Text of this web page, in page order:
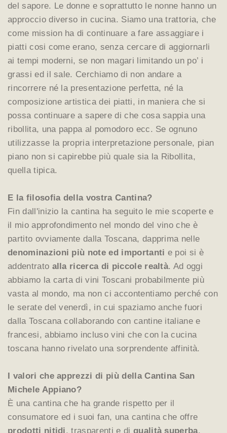
del sapore. Le donne e soprattutto le nonne hanno un
approccio diverso in cucina. Siamo una trattoria, che
come mission ha di continuare a fare assaggiare i
piatti cosi come erano, senza cercare di aggiornarli
ai tempi moderni, se non magari limitando un po’ i
grassi ed il sale. Cerchiamo di non andare a
rincorrere né la presentazione perfetta, né la
composizione artistica dei piatti, in maniera che si
possa continuare a sapere di che cosa sappia una
ribollita, una pappa al pomodoro ecc. Se ognuno
utilizzasse la propria interpretazione personale, pian
piano non si capirebbe più quale sia la Ribollita,
quella tipica.
E la filosofia della vostra Cantina?
Fin dall'inizio la cantina ha seguito le mie scoperte e
il mio approfondimento nel mondo del vino che è
partito ovviamente dalla Toscana, dapprima nelle
denominazioni più note ed importanti e poi si è
addentrato alla ricerca di piccole realtà. Ad oggi
abbiamo la carta di vini Toscani probabilmente più
vasta al mondo, ma non ci accontentiamo perché con
le serate del venerdì, in cui spaziamo anche fuori
dalla Toscana collaborando con cantine italiane e
francesi, abbiamo incluso vini che con la cucina
toscana hanno rivelato una sorprendente affinità.
I valori che apprezzi di più della Cantina San
Michele Appiano?
È una cantina che ha grande rispetto per il
consumatore ed i suoi fan, una cantina che offre
prodotti nitidi, trasparenti e di qualità superba.